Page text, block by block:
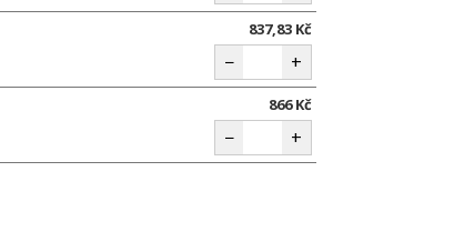
837,83 Kč
− +
866 Kč
− +